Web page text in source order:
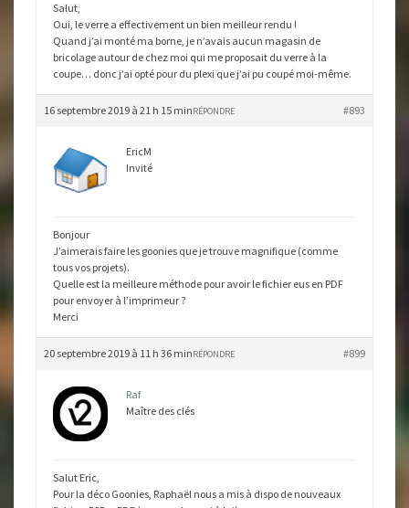
Salut,
Oui, le verre a effectivement un bien meilleur rendu !
Quand j’ai monté ma borne, je n’avais aucun magasin de
bricolage autour de chez moi qui me proposait du verre à la
coupe… donc j’ai opté pour du plexi que j’ai pu coupé moi-même.
16 septembre 2019 à 21 h 15 min #893
RÉPONDRE
EricM
Invité
Bonjour
J’aimerais faire les goonies que je trouve magnifique (comme
tous vos projets).
Quelle est la meilleure méthode pour avoir le fichier eus en PDF
pour envoyer à l’imprimeur ?
Merci
20 septembre 2019 à 11 h 36 min #899
RÉPONDRE
Raf
Maître des clés
Salut Eric,
Pour la déco Goonies, Raphaël nous a mis à dispo de nouveaux